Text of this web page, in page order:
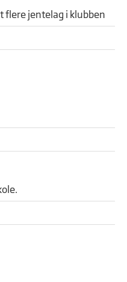
flere jentelag i klubben